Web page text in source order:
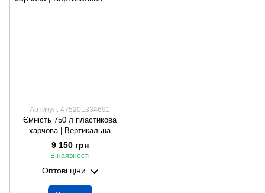
Артикул: 475201334691
Ємність 750 л пластикова
харчова | Вертикальна
9 150 грн
В наявності
Оптові ціни